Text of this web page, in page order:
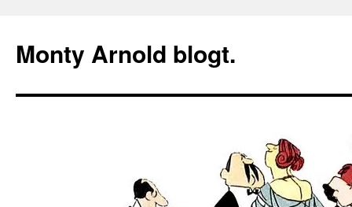
springen
Monty Arnold blogt.